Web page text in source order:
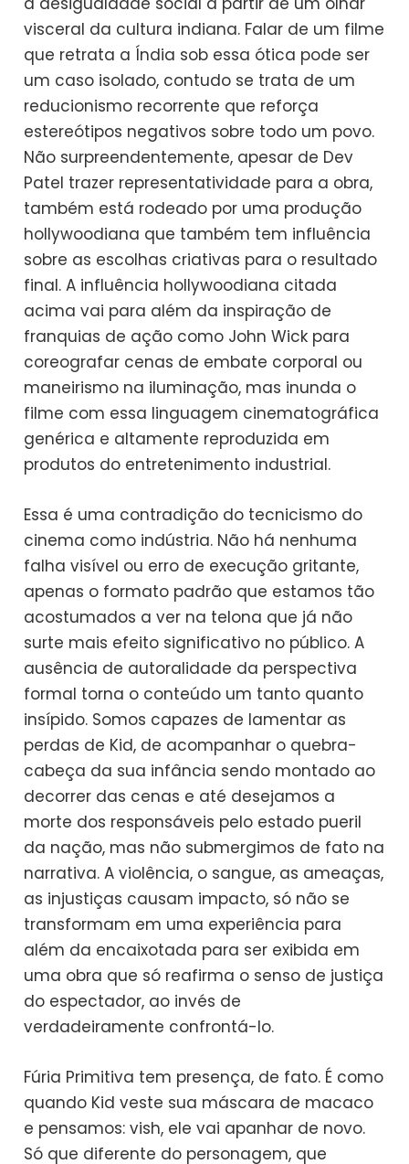
visceral da cultura indiana. Falar de um filme
que retrata a Índia sob essa ótica pode ser
um caso isolado, contudo se trata de um
reducionismo recorrente que reforça
estereótipos negativos sobre todo um povo.
Não surpreendentemente, apesar de Dev
Patel trazer representatividade para a obra,
também está rodeado por uma produção
hollywoodiana que também tem influência
sobre as escolhas criativas para o resultado
final. A influência hollywoodiana citada
acima vai para além da inspiração de
franquias de ação como John Wick para
coreografar cenas de embate corporal ou
maneirismo na iluminação, mas inunda o
filme com essa linguagem cinematográfica
genérica e altamente reproduzida em
produtos do entretenimento industrial.
Essa é uma contradição do tecnicismo do
cinema como indústria. Não há nenhuma
falha visível ou erro de execução gritante,
apenas o formato padrão que estamos tão
acostumados a ver na telona que já não
surte mais efeito significativo no público. A
ausência de autoralidade da perspectiva
formal torna o conteúdo um tanto quanto
insípido. Somos capazes de lamentar as
perdas de Kid, de acompanhar o quebra-
cabeça da sua infância sendo montado ao
decorrer das cenas e até desejamos a
morte dos responsáveis pelo estado pueril
da nação, mas não submergimos de fato na
narrativa. A violência, o sangue, as ameaças,
as injustiças causam impacto, só não se
transformam em uma experiência para
além da encaixotada para ser exibida em
uma obra que só reafirma o senso de justiça
do espectador, ao invés de
verdadeiramente confrontá-lo.
Fúria Primitiva tem presença, de fato. É como
quando Kid veste sua máscara de macaco
e pensamos: vish, ele vai apanhar de novo.
Só que diferente do personagem, que